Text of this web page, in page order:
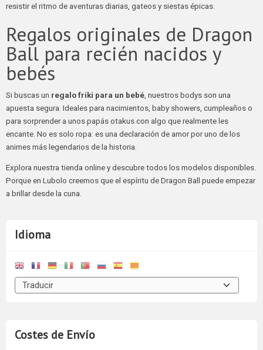
Idioma
Costes de Envío
resistir el ritmo de aventuras diarias, gateos y siestas épicas.
Regalos originales de Dragon
Ball para recién nacidos y
bebés
Si buscas un regalo friki para un bebé , nuestros bodys son una
apuesta segura. Ideales para nacimientos, baby showers, cumpleaños o
para sorprender a unos papás otakus con algo que realmente les
encante. No es solo ropa: es una declaración de amor por uno de los
animes más legendarios de la historia.
Explora nuestra tienda online y descubre todos los modelos disponibles.
Porque en Lubolo creemos que el espíritu de Dragon Ball puede empezar
a brillar desde la cuna.